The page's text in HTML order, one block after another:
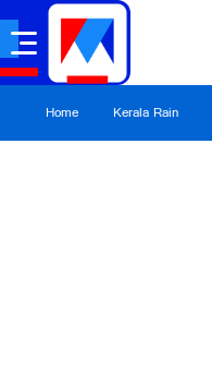
Home Kerala Rain